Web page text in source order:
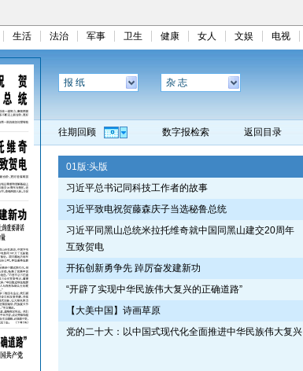
生活 法治 军事 卫生 健康 女人 文娱 电视
报 纸 杂 志
往期回顾 数字报检索 返回目录
01版:头版
习近平总书记同科技工作者的故事
习近平致电祝贺藤森庆子当选秘鲁总统
习近平同黑山总统米拉托维奇就中国同黑山建交20周年
互致贺电
开拓创新勇争先 踔厉奋发建新功
“开辟了实现中华民族伟大复兴的正确道路”
【大美中国】诗画草原
党的二十大：以中国式现代化全面推进中华民族伟大复兴